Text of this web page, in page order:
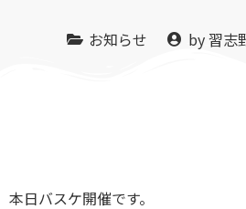
お知らせ by習志
本日バスケ開催です。